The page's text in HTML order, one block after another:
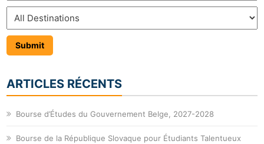
ARTICLES RÉCENTS
Bourse d’Études du Gouvernement Belge, 2027-2028
Bourse de la République Slovaque pour Étudiants Talentueux